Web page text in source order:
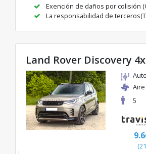
Exención de daños por colisión
La responsabilidad de
Land Rover Discovery
5